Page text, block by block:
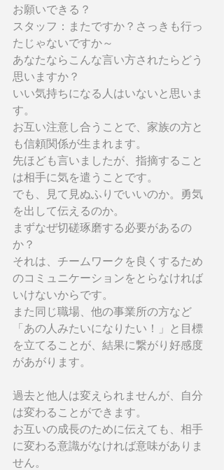
お願いできる？
スタッフ：またですか？さっきも行っ
たじゃないですか～
あなたならこんな言い方されたらどう
思いますか？
いい気持ちになる人はいないと思いま
す。
お互い注意し合うことで、家族の方と
も信頼関係が生まれます。
先ほども言いましたが、指摘すること
は相手に気を遣うことです。
でも、見て見ぬふりでいいのか。勇気
を出して伝えるのか。
まずなぜ切磋琢磨する必要があるの
か？
それは、チームワークを良くするため
のコミュニケーションをとらなければ
いけないからです。
また同じ職場、他の事業所の方など
「あの人みたいになりたい！」と目標
を立てることが、結果に繋がり好感度
があがります。
過去と他人は変えられませんが、自分
は変わることができます。
お互いの成長のために伝えても、相手
に変わる意識がなければ意味がありま
せん。